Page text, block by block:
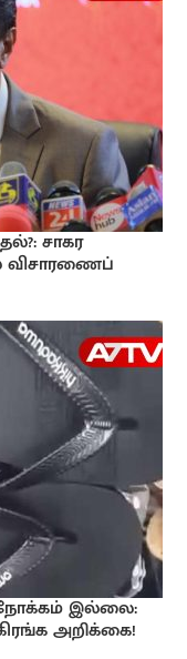
சாகர
விசாரணைப்
நோக்கம் இல்லை:
அறிக்கை!